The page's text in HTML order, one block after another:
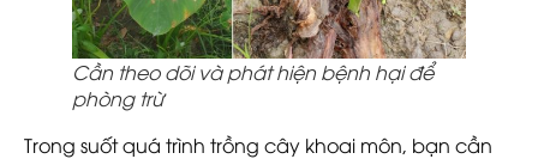
Cần theo dõi và phát hiện bệnh hại để
phòng trừ
Trong suốt quá trình trồng cây khoai môn, bạn cần